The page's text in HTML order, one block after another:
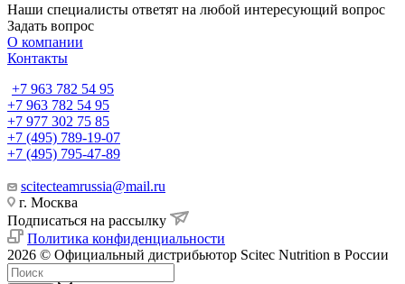
Наши специалисты ответят на любой интересующий вопрос
Задать вопрос
О компании
Контакты
+7 963 782 54 95
+7 963 782 54 95
+7 977 302 75 85
+7 (495) 789-19-07
+7 (495) 795-47-89
scitecteamrussia@mail.ru
г. Москва
Подписаться на рассылку
Политика конфиденциальности
2026 © Официальный дистрибьютор Scitec Nutrition в России